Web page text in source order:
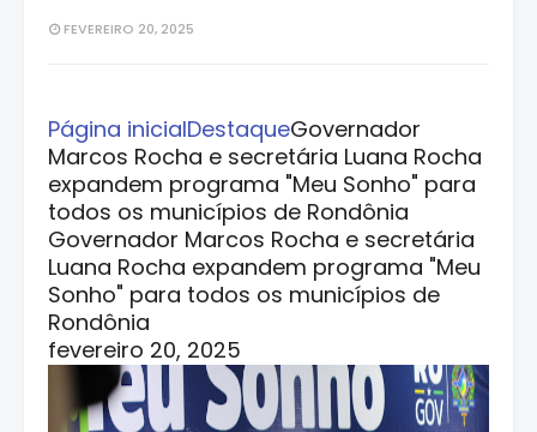
FEVEREIRO 20, 2025
Página inicialDestaqueGovernador
Marcos Rocha e secretária Luana Rocha
expandem programa "Meu Sonho" para
todos os municípios de Rondônia
Governador Marcos Rocha e secretária
Luana Rocha expandem programa "Meu
Sonho" para todos os municípios de
Rondônia
fevereiro 20, 2025